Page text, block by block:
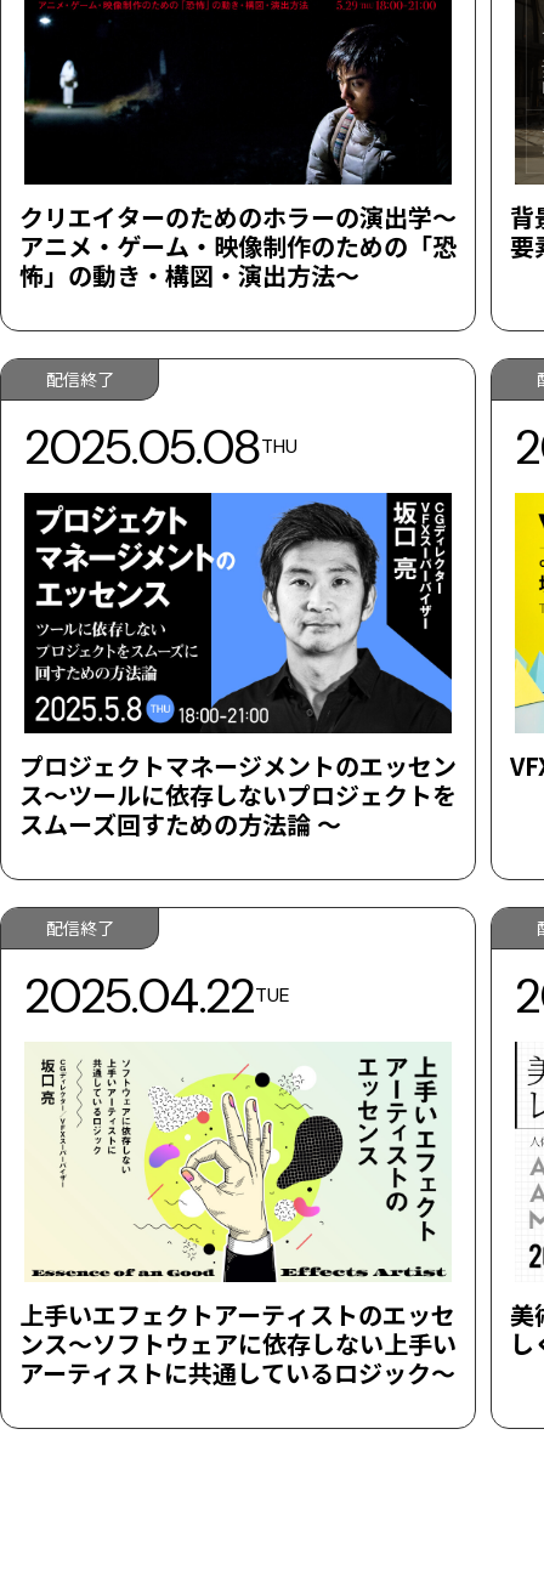
クリエイターのためのホラーの演出学～
アニメ・ゲーム・映像制作のための「恐
怖」の動き・構図・演出方法～
背
要
配信終了
2025.05.08THU
プロジェクトマネージメントのエッセン
ス～ツールに依存しないプロジェクトを
スムーズ回すための方法論 ～
配信終了
2025.04.22TUE
上手いエフェクトアーティストのエッセ
ンス～ソフトウェアに依存しない上手い
アーティストに共通しているロジック～
美